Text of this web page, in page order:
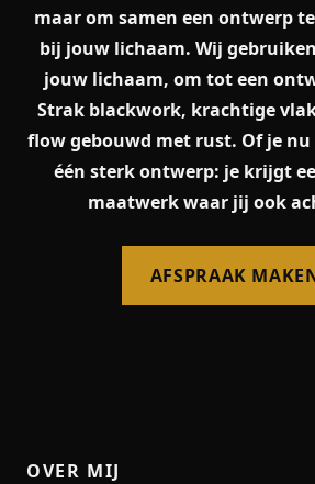
maar om samen een ontwerp
bij jouw lichaam. Wij
jouw lichaam, om tot een
Strak blackwork, krachtige
flow gebouwd met rust. Of je nu
één sterk ontwerp: je krijgt
maatwerk waar jij ook
AFSPRAAK
OVER MIJ